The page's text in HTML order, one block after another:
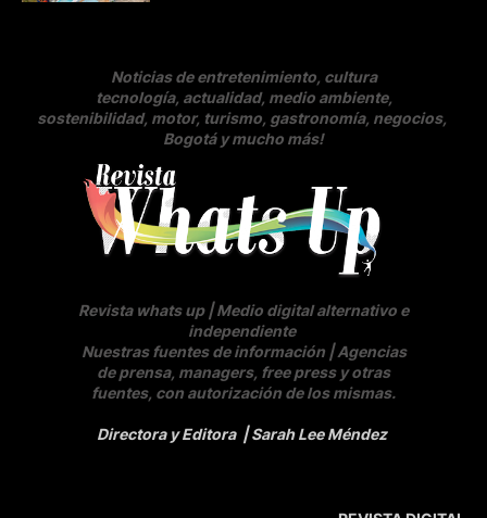
Noticias de entretenimiento, cultura
tecnología, actualidad, medio ambiente,
sostenibilidad, motor, turismo, gastronomía, negocios,
Bogotá y mucho más!
Revista whats up | Medio digital alternativo e
independiente
Nuestras fuentes de información | Agencias
de prensa, managers, free press y otras
fuentes, con autorización de los mismas.
Directora y Editora| Sarah Lee Méndez